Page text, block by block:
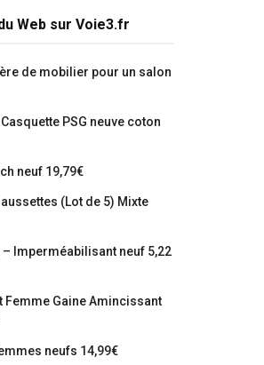
Web sur Voie3.fr
de mobilier pour un salon
Casquette PSG neuve coton
neuf 19,79€
(Lot de 5) Mixte
Imperméabilisant neuf 5,22
Femme Gaine Amincissant
neufs 14,99€